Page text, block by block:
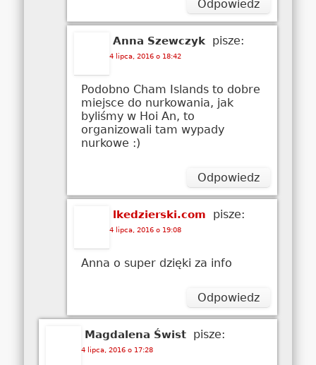
Odpowiedz
Anna Szewczyk pisze:
4 lipca, 2016 o 18:42
Podobno Cham Islands to dobre
miejsce do nurkowania, jak
byliśmy w Hoi An, to
organizowali tam wypady
nurkowe :)
Odpowiedz
lkedzierski.com pisze:
4 lipca, 2016 o 19:08
Anna o super dzięki za info
Odpowiedz
Magdalena Świst pisze:
4 lipca, 2016 o 17:28